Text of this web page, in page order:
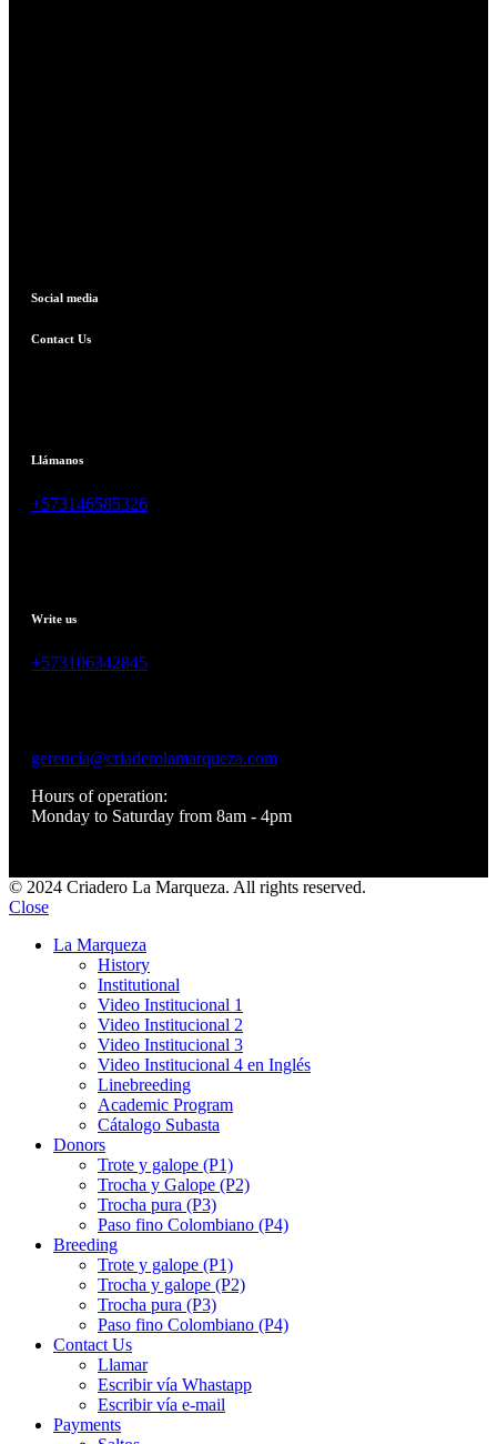
Social media
Contact Us
Llámanos
+573146585326
Write us
+573106342845
gerencia@criaderolamarqueza.com
Hours of operation:
Monday to Saturday from 8am - 4pm
© 2024 Criadero La Marqueza. All rights reserved.
Close
La Marqueza
History
Institutional
Video Institucional 1
Video Institucional 2
Video Institucional 3
Video Institucional 4 en Inglés
Linebreeding
Academic Program
Cátalogo Subasta
Donors
Trote y galope (P1)
Trocha y Galope (P2)
Trocha pura (P3)
Paso fino Colombiano (P4)
Breeding
Trote y galope (P1)
Trocha y galope (P2)
Trocha pura (P3)
Paso fino Colombiano (P4)
Contact Us
Llamar
Escribir vía Whastapp
Escribir vía e-mail
Payments